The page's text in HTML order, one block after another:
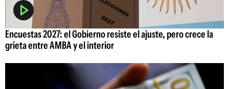
Encuestas 2027: el Gobierno resiste el ajuste, pero crece la
grieta entre AMBA y el interior